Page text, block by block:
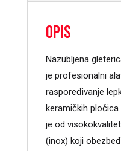
Opis
Nazubljena
je profesionalni
raspoređivanje
keramičkih
je od
(inox) koji